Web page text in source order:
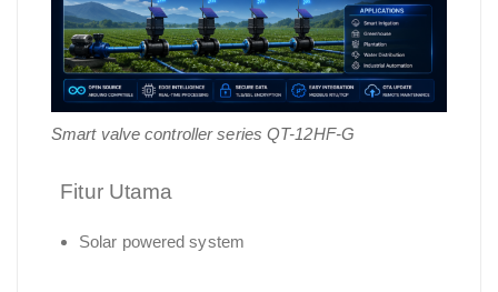
Smart valve controller series QT-12HF-G
Fitur Utama
Solar powered system